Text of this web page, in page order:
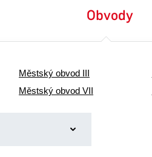
Obvody
Městský obvod III
Městský obvod VII